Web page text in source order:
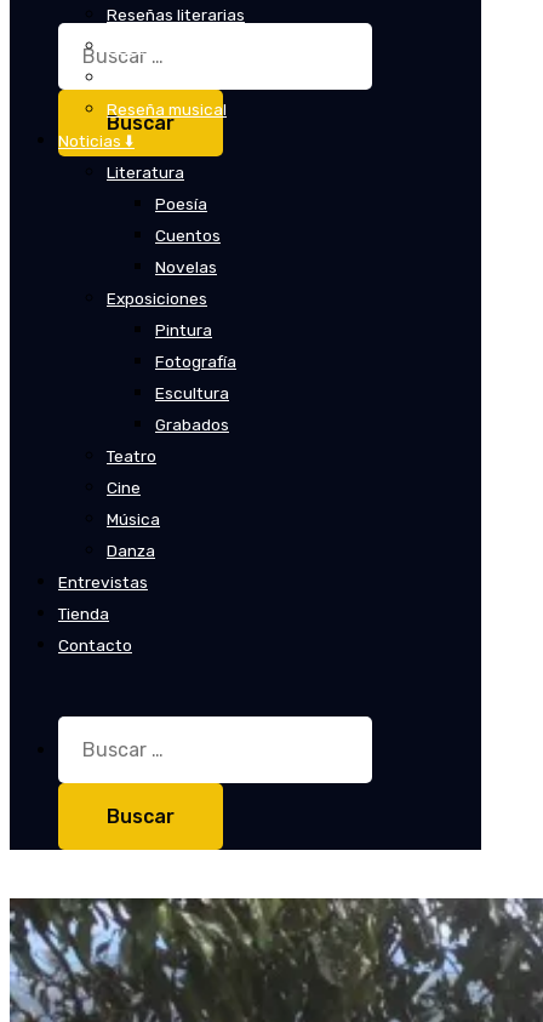
Buscar:
Reseñas literarias
Reseña musical
Noticias ⬇️
Literatura
Poesía
Cuentos
Novelas
Exposiciones
Pintura
Fotografía
Escultura
Grabados
Teatro
Cine
Música
Danza
Entrevistas
Tienda
Contacto
Buscar: